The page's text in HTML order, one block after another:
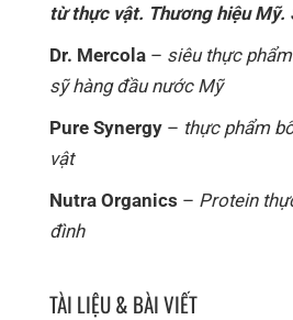
từ thực vật. Thương hiệu Mỹ.
Dr. Mercola – siêu thực
sỹ hàng đầu nước Mỹ
Pure Synergy – thực phẩm
vật
Nutra Organics – Protein
đình
TÀI LIỆU & BÀI VIẾT